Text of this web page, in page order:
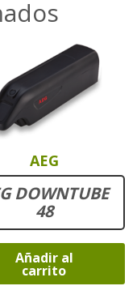
AEG
DOWNTUBE
48
Añadir al
carrito